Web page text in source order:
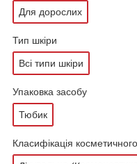
Для дорослих
Тип шкіри
Всі типи шкіри
Упаковка засобу
Тюбик
Класифікація